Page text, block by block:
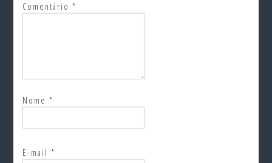
Comentário*
Nome*
E-mail*